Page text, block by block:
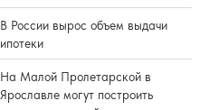
В России вырос объем выдачи
ипотеки
На Малой Пролетарской в
Ярославле могут построить